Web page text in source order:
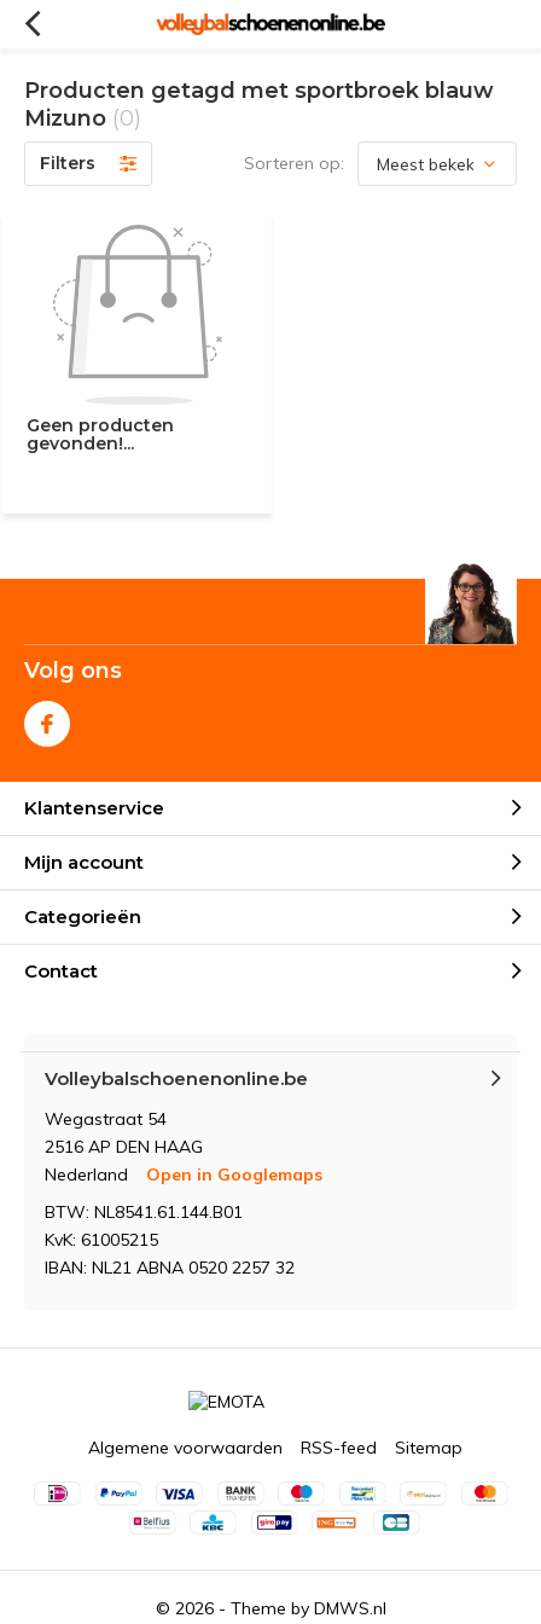
Producten getagd met sportbroek blauw
Mizuno (0)
Filters Sorteren op:
Geen producten
gevonden!...
Volg ons
Klantenservice
Mijn account
Categorieën
Contact
Volleybalschoenenonline.be
Wegastraat 54
2516 AP DEN HAAG
Nederland
Open in Googlemaps
BTW: NL8541.61.144.B01
KvK: 61005215
IBAN: NL21 ABNA 0520 2257 32
© 2026 - Theme by DMWS.nl
Algemene voorwaarden RSS-feed Sitemap